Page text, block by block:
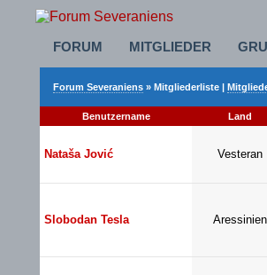
FORUM MITGLIEDER
Forum Severaniens » Mitgliederliste |
Benutzername Land
Nataša Jović Vesteran
Slobodan Tesla Aressinien